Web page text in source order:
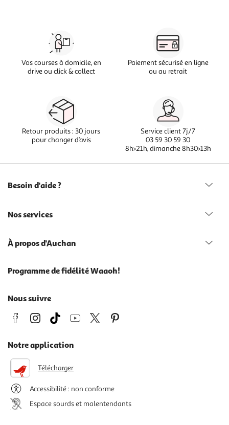
Vos courses à domicile, en
drive ou click & collect
Paiement sécurisé en ligne
ou au retrait
Retour produits : 30 jours
pour changer d’avis
Service client 7j/7
03 59 30 59 30
8h>21h, dimanche 8h30>13h
Besoin d'aide ?
Nos services
À propos d'Auchan
Programme de fidélité Waaoh!
Nous suivre
Notre application
Télécharger
Accessibilité : non conforme
Espace sourds et malentendants